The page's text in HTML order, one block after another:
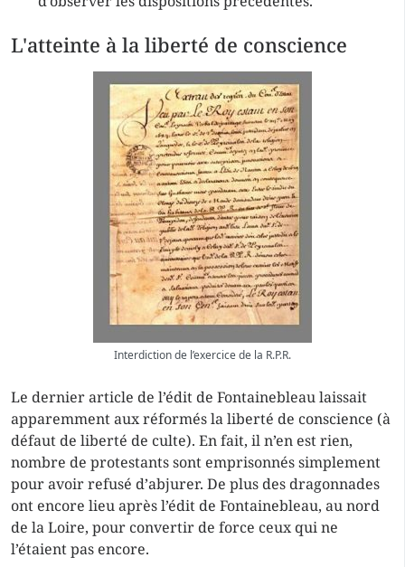
L'atteinte à la liberté de conscience
Interdiction de l’exercice de la R.P.R.
Le dernier article de l’édit de Fontainebleau laissait
apparemment aux réformés la liberté de conscience (à
défaut de liberté de culte). En fait, il n’en est rien,
nombre de protestants sont emprisonnés simplement
pour avoir refusé d’abjurer. De plus des dragonnades
ont encore lieu après l’édit de Fontainebleau, au nord
de la Loire, pour convertir de force ceux qui ne
l’étaient pas encore.